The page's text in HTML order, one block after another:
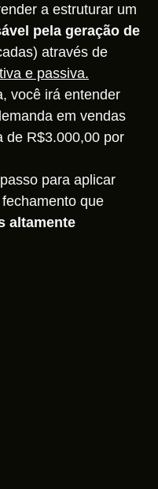
a estruturar um
pela geração de
através de
e passiva.
você irá entender
em vendas
de R$3.000,00 por
para aplicar
que
altamente